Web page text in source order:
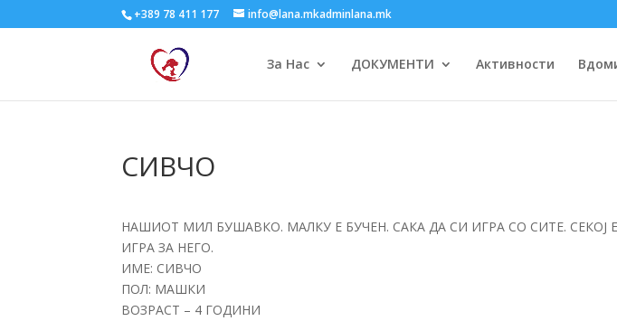
+389 78 411 177 info@lana.mkadminlana.mk
За Нас ДОКУМЕНТИ Активности
СИВЧО
НАШИОТ МИЛ БУШАВКО. МАЛКУ Е БУЧЕН. САКА ДА СИ ИГРА СО СИТЕ. СЕКОЈ
ИГРА ЗА НЕГО.
ИМЕ: СИВЧО
ПОЛ: МАШКИ
ВОЗРАСТ – 4 ГОДИНИ